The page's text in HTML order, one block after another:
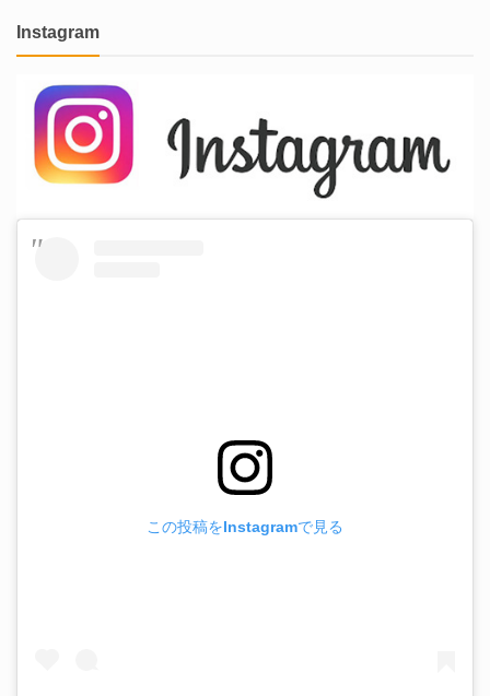
Instagram
この投稿をInstagramで見る